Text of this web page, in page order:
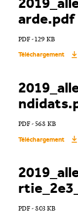
Réinitialiser
arde.pdf
PDF - 129 KB
Téléchargement
PDF - 568 KB
Téléchargement
PDF - 803 KB